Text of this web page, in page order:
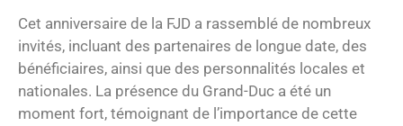
Cet anniversaire de la FJD a rassemblé de nombreux
invités, incluant des partenaires de longue date, des
bénéficiaires, ainsi que des personnalités locales et
nationales. La présence du Grand-Duc a été un
moment fort, témoignant de l’importance de cette